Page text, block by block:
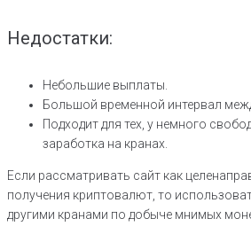
Недостатки:
Небольшие выплаты.
Большой временной интервал
Подходит для тех, у немного
заработка на кранах.
Если рассматривать сайт как
получения криптовалют, то
другими кранами по добыче мнимых